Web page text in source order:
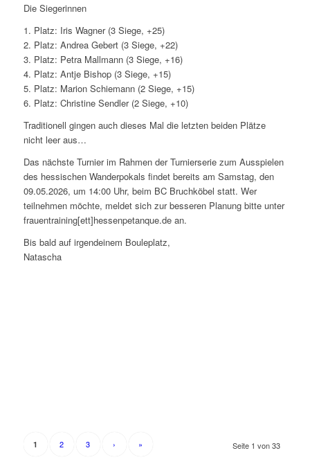
Die Siegerinnen
1. Platz: Iris Wagner (3 Siege, +25)
2. Platz: Andrea Gebert (3 Siege, +22)
3. Platz: Petra Mallmann (3 Siege, +16)
4. Platz: Antje Bishop (3 Siege, +15)
5. Platz: Marion Schiemann (2 Siege, +15)
6. Platz: Christine Sendler (2 Siege, +10)
Traditionell gingen auch dieses Mal die letzten beiden Plätze
nicht leer aus…
Das nächste Turnier im Rahmen der Turnierserie zum Ausspielen
des hessischen Wanderpokals findet bereits am Samstag, den
09.05.2026, um 14:00 Uhr, beim BC Bruchköbel statt. Wer
teilnehmen möchte, meldet sich zur besseren Planung bitte unter
frauentraining[ett]hessenpetanque.de an.
Bis bald auf irgendeinem Bouleplatz,
Natascha
Seite 1 von 33
1 2 3 › »